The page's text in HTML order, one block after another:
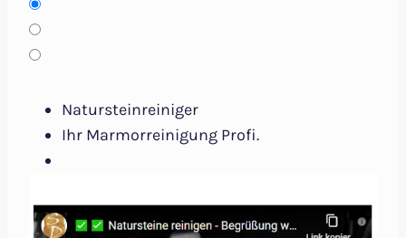
Natursteinreiniger
Ihr Marmorreinigung Profi.